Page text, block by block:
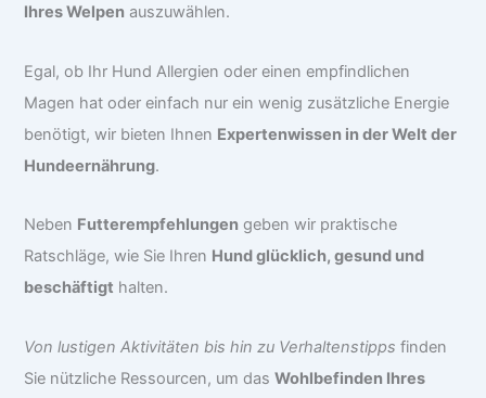
Ihres Welpen auszuwählen.
Egal, ob Ihr Hund Allergien oder einen empfindlichen
Magen hat oder einfach nur ein wenig zusätzliche Energie
benötigt, wir bieten Ihnen Expertenwissen in der Welt der
Hundeernährung.
Neben Futterempfehlungen geben wir praktische
Ratschläge, wie Sie Ihren Hund glücklich, gesund und
beschäftigt halten.
Von lustigen Aktivitäten bis hin zu Verhaltenstipps finden
Sie nützliche Ressourcen, um dasWohlbefinden Ihres